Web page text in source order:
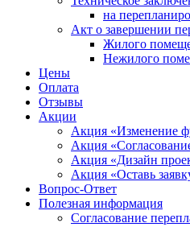
на
Акт о завершении
Жилого
Нежилого
Цены
Оплата
Отзывы
Акции
Акция «Изменение
Акция
Акция «Дизайн
Акция «Оставь
Вопрос-Ответ
Полезная информация
Согласование